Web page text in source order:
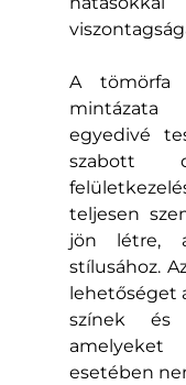
A tömörfa
mintázata
egyedivé
szabott
teljesen
jön létre,
stílusához.
lehetőséget
színek és
esetében